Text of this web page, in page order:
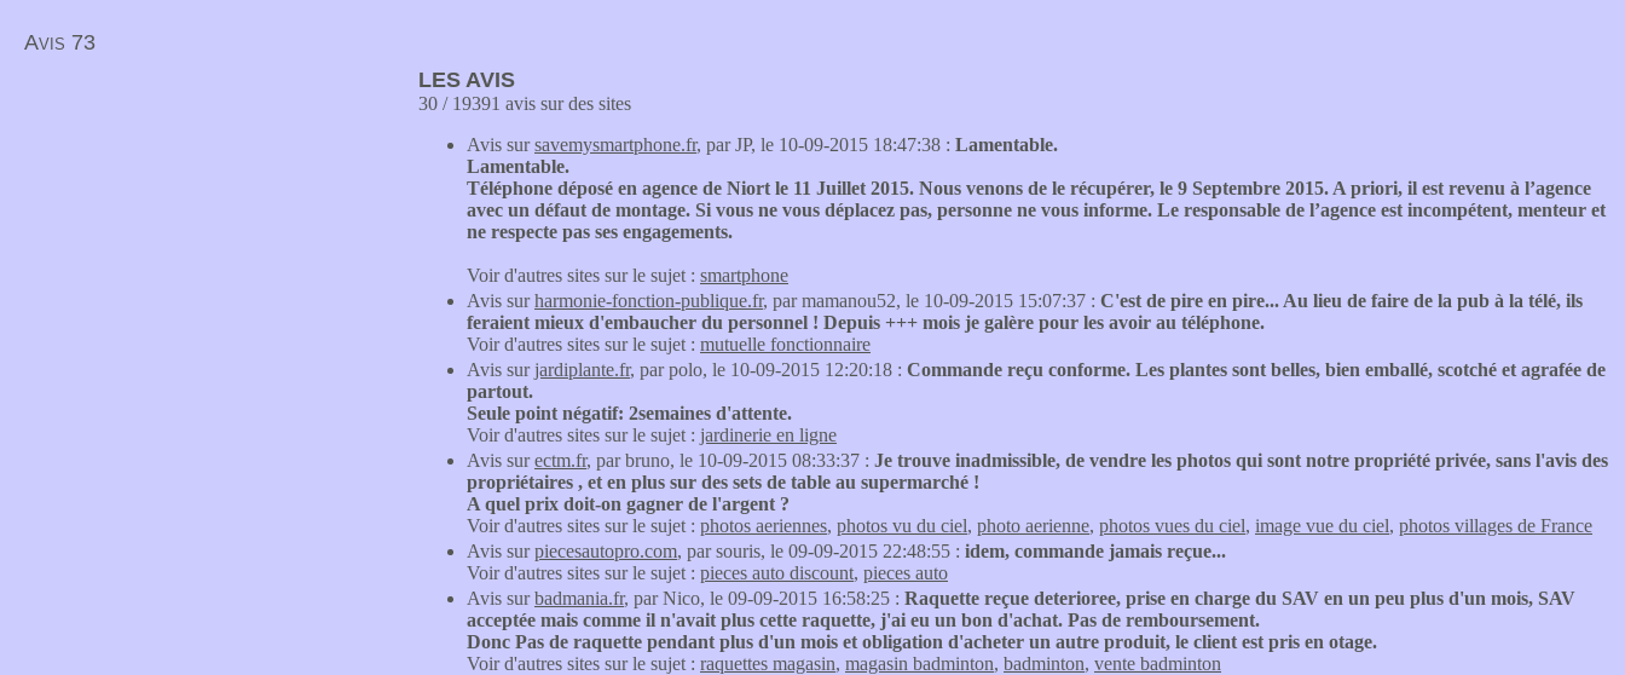
Avis 73
LES AVIS
30 / 19391 avis sur des sites
Avis sursavemysmartphone.fr, par JP, le 10-09-2015 18:47:38 : Lamentable.
Lamentable.
Téléphone déposé en agence de Niort le 11 Juillet 2015. Nous venons de le récupérer, le 9 Septembre 2015. A priori, il est revenu à l’agence
avec un défaut de montage. Si vous ne vous déplacez pas, personne ne vous informe. Le responsable de l’agence est incompétent, menteur et
ne respecte pas ses engagements.
Voir d'autres sites sur le sujet : smartphone
Avis surharmonie-fonction-publique.fr, par mamanou52, le 10-09-2015 15:07:37 : C'est de pire en pire... Au lieu de faire de la pub à la télé, ils
feraient mieux d'embaucher du personnel ! Depuis +++ mois je galère pour les avoir au téléphone.
Voir d'autres sites sur le sujet : mutuelle fonctionnaire
Avis surjardiplante.fr, par polo, le 10-09-2015 12:20:18 : Commande reçu conforme. Les plantes sont belles, bien emballé, scotché et agrafée de
partout.
Seule point négatif: 2semaines d'attente.
Voir d'autres sites sur le sujet : jardinerie en ligne
Avis surectm.fr, par bruno, le 10-09-2015 08:33:37 : Je trouve inadmissible, de vendre les photos qui sont notre propriété privée, sans l'avis des
propriétaires , et en plus sur des sets de table au supermarché !
A quel prix doit-on gagner de l'argent ?
Voir d'autres sites sur le sujet : photos aeriennes, photos vu du ciel, photo aerienne, photos vues du ciel, image vue du ciel, photos villages de France
Avis surpiecesautopro.com, par souris, le 09-09-2015 22:48:55 : idem, commande jamais reçue...
Voir d'autres sites sur le sujet : pieces auto discount, pieces auto
Avis surbadmania.fr, par Nico, le 09-09-2015 16:58:25 : Raquette reçue deterioree, prise en charge du SAV en un peu plus d'un mois, SAV
acceptée mais comme il n'avait plus cette raquette, j'ai eu un bon d'achat. Pas de remboursement.
Donc Pas de raquette pendant plus d'un mois et obligation d'acheter un autre produit, le client est pris en otage.
Voir d'autres sites sur le sujet : raquettes magasin, magasin badminton, badminton, vente badminton